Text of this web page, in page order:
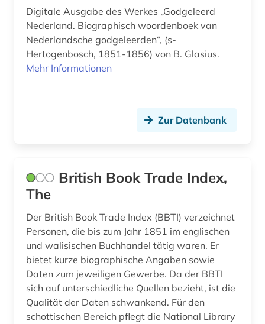
geschichte 1025-1150 (1)
geschichte 1093-1314 (1)
geschichte 1500 - 1800 (1)
geschichte 1621-1905 (2)
geschichte 1630-1725 (1)
geschichte 1650-1750 (1)
geschichte 1652-1818 (1)
geschichte 1673 ff. (1)
Digitale Ausgabe des Werkes „Godgeleerd
Nederland. Biographisch woordenboek van
Nederlandsche godgeleerden“, (s-
Hertogenbosch, 1851-1856) von B. Glasius.
Mehr Informationen
Zur Datenbank
British Book Trade Index,
The
Der British Book Trade Index (BBTI) verzeichnet
Personen, die bis zum Jahr 1851 im englischen
und walisischen Buchhandel tätig waren. Er
bietet kurze biographische Angaben sowie
Daten zum jeweiligen Gewerbe. Da der BBTI
sich auf unterschiedliche Quellen bezieht, ist die
Qualität der Daten schwankend. Für den
schottischen Bereich pflegt die National Library